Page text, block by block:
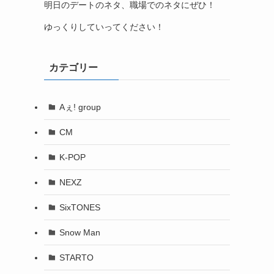
明日のデートのネタ、職場でのネタにぜひ！
ゆっくりしていってください！
カテゴリー
Aぇ! group
CM
K-POP
NEXZ
SixTONES
Snow Man
STARTO